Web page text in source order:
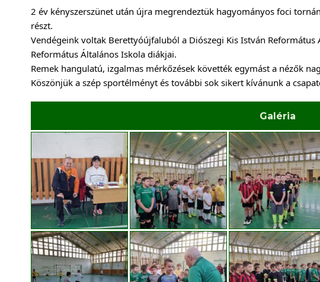
2 év kényszerszünet után újra megrendeztük hagyományos foci
részt.
Vendégeink voltak Berettyóújfaluból a Diószegi Kis István
Református Általános Iskola diákjai.
Remek hangulatú, izgalmas mérkőzések követték egymást a nézők
Köszönjük a szép sportélményt és további sok sikert kívánunk a
Galéria